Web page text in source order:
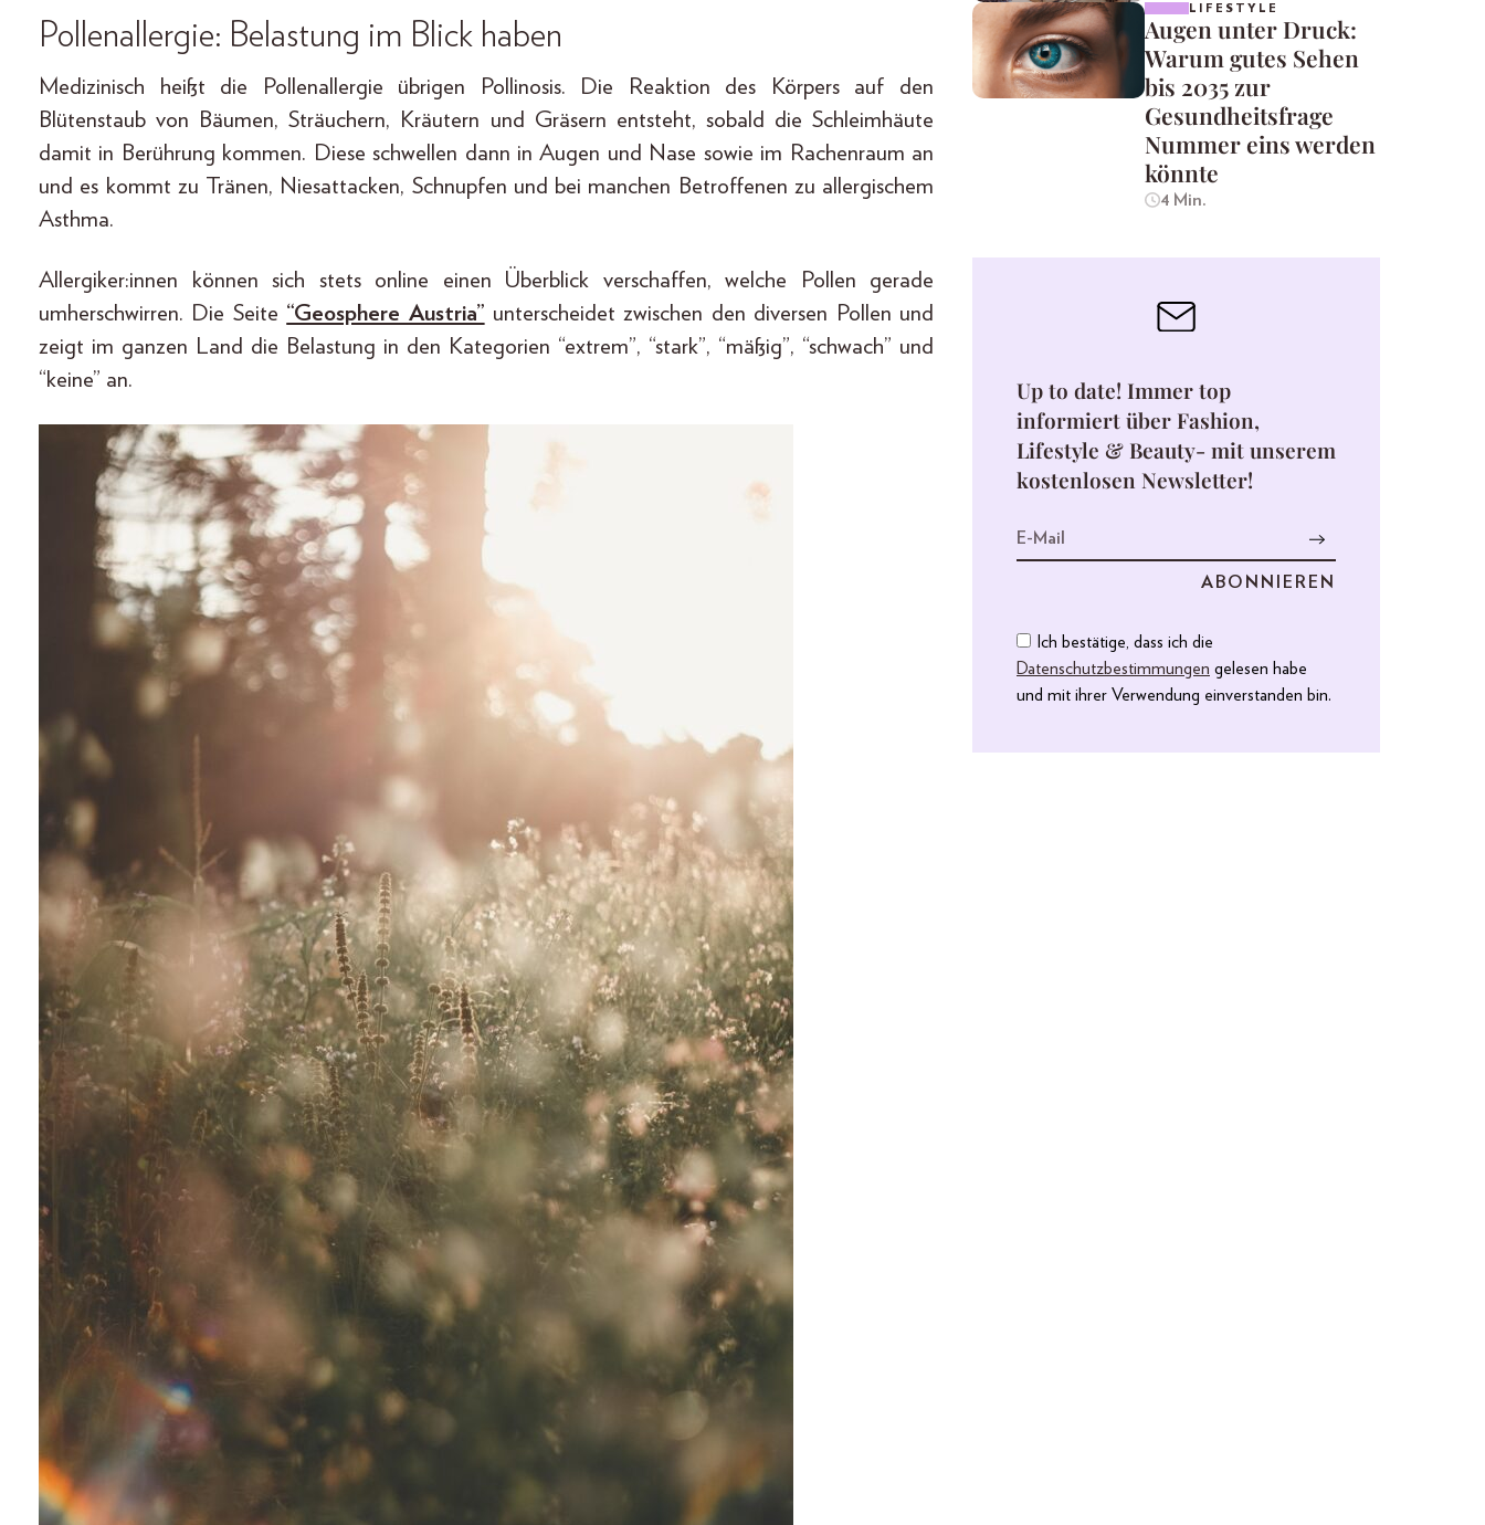
Pollenallergie: Belastung im Blick haben
Medizinisch heißt die Pollenallergie übrigen Pollinosis. Die Reaktion des Körpers auf den
Blütenstaub von Bäumen, Sträuchern, Kräutern und Gräsern entsteht, sobald die Schleimhäute
damit in Berührung kommen. Diese schwellen dann in Augen und Nase sowie im Rachenraum an
und es kommt zu Tränen, Niesattacken, Schnupfen und bei manchen Betroffenen zu allergischem
Asthma.
Allergiker:innen können sich stets online einen Überblick verschaffen, welche Pollen gerade
umherschwirren. Die Seite “Geosphere Austria” unterscheidet zwischen den diversen Pollen und
zeigt im ganzen Land die Belastung in den Kategorien “extrem”, “stark”, “mäßig”, “schwach” und
“keine” an.
LIFESTYLE
Augen unter Druck:
Warum gutes Sehen
bis 2035 zur
Gesundheitsfrage
Nummer eins werden
könnte
4 Min.
Up to date! Immer top
informiert über Fashion,
Lifestyle & Beauty- mit unserem
kostenlosen Newsletter!
Ich bestätige, dass ich die
Datenschutzbestimmungen gelesen habe
und mit ihrer Verwendung einverstanden bin.